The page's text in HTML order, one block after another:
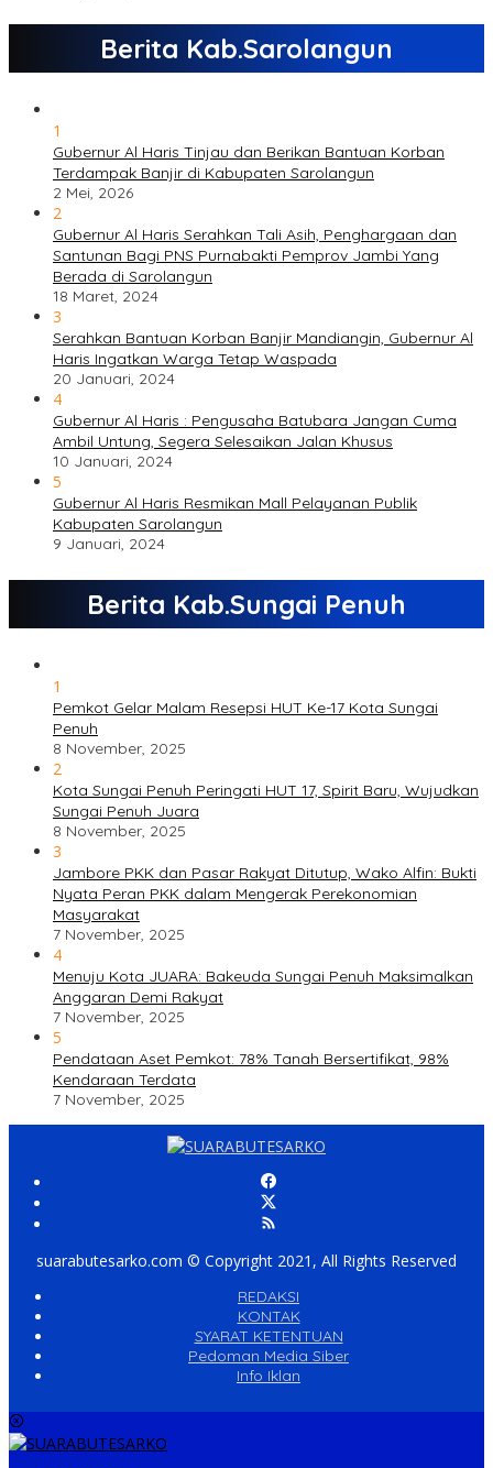
Berita Kab.Sarolangun
1
Gubernur Al Haris Tinjau dan Berikan Bantuan Korban
Terdampak Banjir di Kabupaten Sarolangun
2 Mei, 2026
2
Gubernur Al Haris Serahkan Tali Asih, Penghargaan dan
Santunan Bagi PNS Purnabakti Pemprov Jambi Yang
Berada di Sarolangun
18 Maret, 2024
3
Serahkan Bantuan Korban Banjir Mandiangin, Gubernur Al
Haris Ingatkan Warga Tetap Waspada
20 Januari, 2024
4
Gubernur Al Haris : Pengusaha Batubara Jangan Cuma
Ambil Untung, Segera Selesaikan Jalan Khusus
10 Januari, 2024
5
Gubernur Al Haris Resmikan Mall Pelayanan Publik
Kabupaten Sarolangun
9 Januari, 2024
Berita Kab.Sungai Penuh
1
Pemkot Gelar Malam Resepsi HUT Ke-17 Kota Sungai
Penuh
8 November, 2025
2
Kota Sungai Penuh Peringati HUT 17, Spirit Baru, Wujudkan
Sungai Penuh Juara
8 November, 2025
3
Jambore PKK dan Pasar Rakyat Ditutup, Wako Alfin: Bukti
Nyata Peran PKK dalam Mengerak Perekonomian
Masyarakat
7 November, 2025
4
Menuju Kota JUARA: Bakeuda Sungai Penuh Maksimalkan
Anggaran Demi Rakyat
7 November, 2025
5
Pendataan Aset Pemkot: 78% Tanah Bersertifikat, 98%
Kendaraan Terdata
7 November, 2025
suarabutesarko.com © Copyright 2021, All Rights Reserved
REDAKSI
KONTAK
SYARAT KETENTUAN
Pedoman Media Siber
Info Iklan